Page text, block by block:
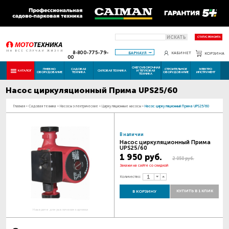
ИСКАТЬ СТАТУС РЕМОНТА
8-800-775-79-
00
БАРНАУЛ КАБИНЕТ КОРЗИНА
КАТАЛОГ ПНЕВМО
ОБОРУДОВАНИЕ
САДОВАЯ
ТЕХНИКА СИЛОВАЯ ТЕХНИКА
СНЕГОУБОРОЧНАЯ
И ТЕПЛОВАЯ
ТЕХНИКА
СТРОИТЕЛЬНОЕ
ОБОРУДОВАНИЕ
ЭЛЕКТРО
ИНСТРУМЕНТ
Насос циркуляционный Прима UPS25/60
Главная - Садовая техника - Насосы электрические - Циркуляционные насосы - Насос циркуляционный Прима UPS25/60
Наведите для увеличения картинки
В наличии
Насос циркуляционный Прима
UPS25/60
1 950 руб. 2 050 руб.
Закажи на сайте со скидкой
Количество:
В КОРЗИНУ КУПИТЬ В 1 КЛИК